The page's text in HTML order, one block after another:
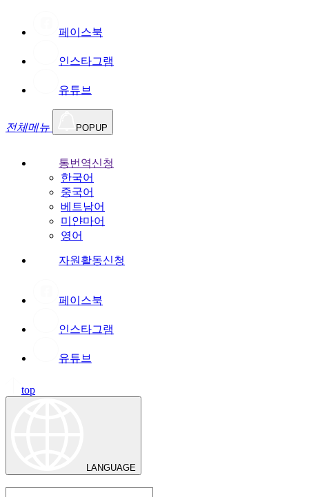
페이스북
인스타그램
유튜브
전체메뉴 POPUP
통번역신청
한국어
중국어
베트남어
미얀마어
영어
자원활동신청
페이스북
인스타그램
유튜브
top
LANGUAGE